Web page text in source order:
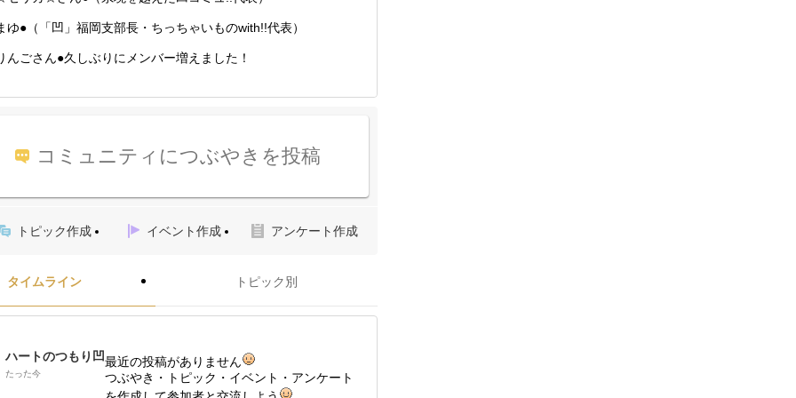
ゆ●（「凹」福岡支部長・ちっちゃいものwith!!代表）
んごさん●久しぶりにメンバー増えました！
コミュニティにつぶやきを投稿
トピック作成 イベント作成 アンケート作成
タイムライン トピック別
ハートのつもり凹
たった今
最近の投稿がありません
つぶやき・トピック・イベント・アンケート